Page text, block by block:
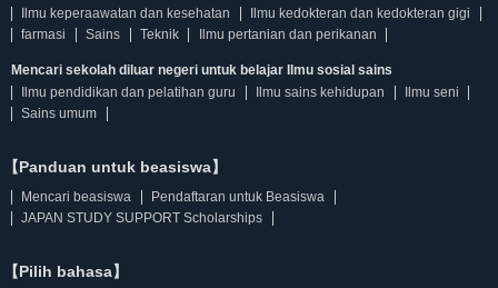
Ilmu keperaawatan dan kesehatan
Ilmu kedokteran dan kedokteran gigi
farmasi
Sains Teknik Ilmu pertanian dan perikanan
Mencari sekolah diluar negeri untuk belajar Ilmu sosial sains
Ilmu pendidikan dan pelatihan guru
Ilmu sains kehidupan
Ilmu seni
Sains umum
【Panduan untuk beasiswa】
Mencari beasiswa
Pendaftaran untuk Beasiswa
JAPAN STUDY SUPPORT Scholarships
【Pilih bahasa】